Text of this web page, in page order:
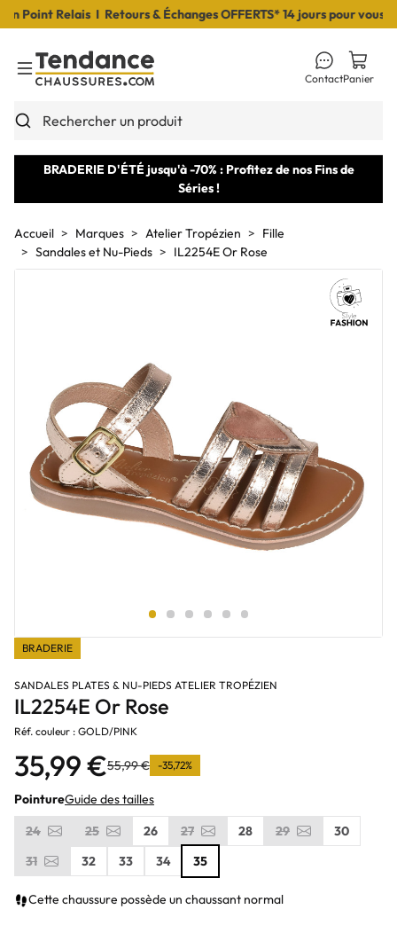
Point Relais I Retours & Échanges OFFERTS* 14 jours pour vous
Toggle Menu
Rechercher un produit
ContactPanier
BRADERIE D'ÉTÉ jusqu'à -70% : Profitez de nos Fins de
Séries !
Accueil Marques Atelier Tropézien
Fille
Sandales et Nu-Pieds
IL2254E Or Rose
BRADERIE
SANDALES PLATES & NU-PIEDS ATELIER TROPÉZIEN
IL2254E Or Rose
Réf. couleur : GOLD/PINK
35,99 €55,99 € -35,72%
PointureGuide des tailles
24
25 26 27 28 29
30
31
32 33 34 35
Cette chaussure possède un chaussant normal